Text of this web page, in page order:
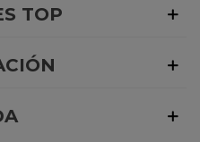
TOP